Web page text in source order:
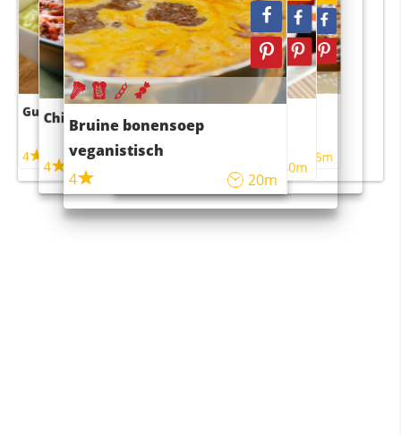
Guacamole
4
Chili con carne
4
Bruine bonensoep
veganistisch
4
20m
Sushi rijstsalade
maaltijdsalade
40m
4 55m